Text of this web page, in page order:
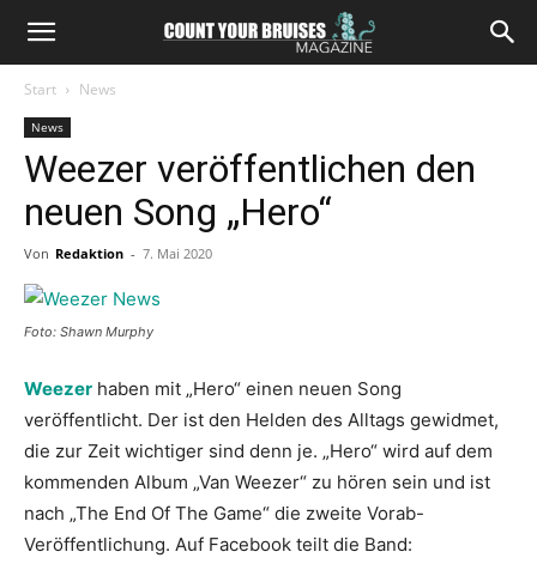
Start News
News
Weezer veröffentlichen den
neuen Song „Hero“
Von Redaktion - 7. Mai 2020
Foto: Shawn Murphy
Weezer haben mit „Hero“ einen neuen Song
veröffentlicht. Der ist den Helden des Alltags gewidmet,
die zur Zeit wichtiger sind denn je. „Hero“ wird auf dem
kommenden Album „Van Weezer“ zu hören sein und ist
nach „The End Of The Game“ die zweite Vorab-
Veröffentlichung. Auf Facebook teilt die Band: